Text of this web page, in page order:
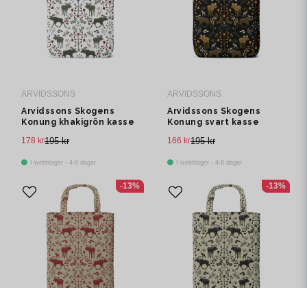
ARVIDSSONS
Arvidssons Skogens
Konung khakigrön kasse
195 kr
178 kr
I webblager - 4-8 dagar
ARVIDSSONS
Arvidssons Skogens
Konung svart kasse
195 kr
166 kr
I webblager - 4-8 dagar
-13% -13%